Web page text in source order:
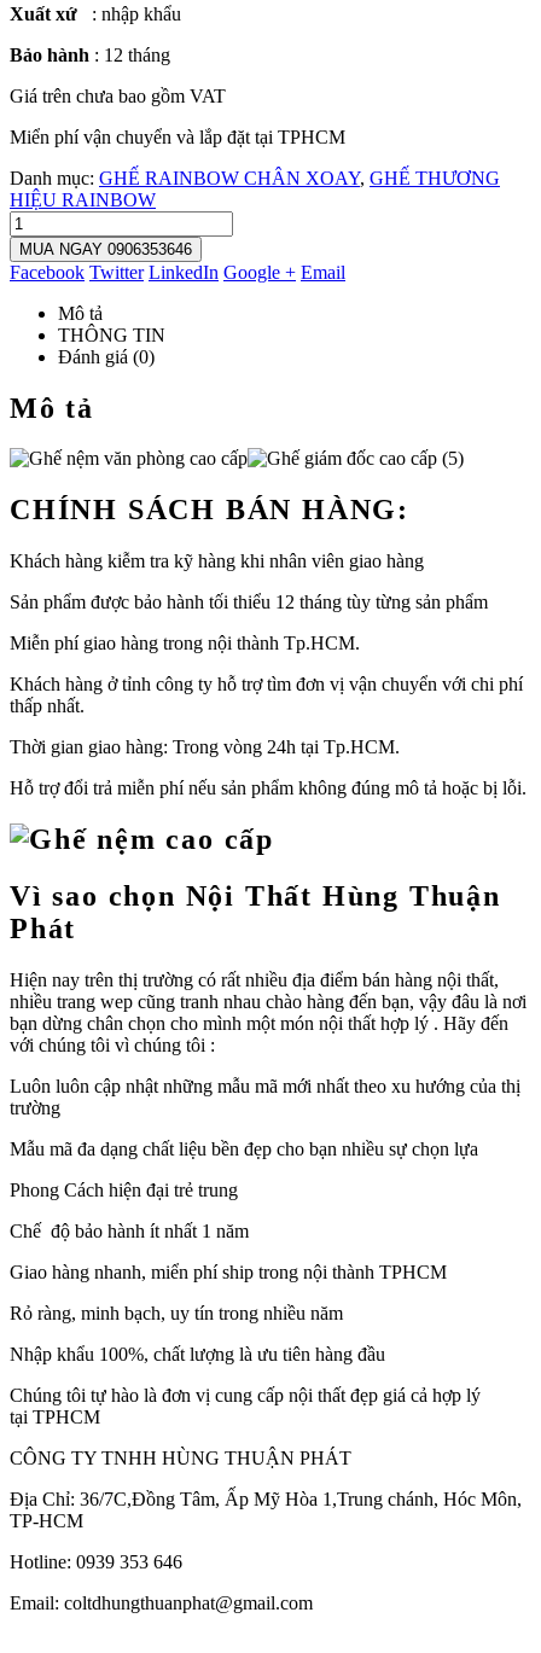
Xuất xứ : nhập khẩu
Bảo hành : 12 tháng
Giá trên chưa bao gồm VAT
Miển phí vận chuyển và lắp đặt tại TPHCM
Danh mục: GHẾ RAINBOW CHÂN XOAY, GHẾ THƯƠNG
HIỆU RAINBOW
MUA NGAY 0906353646
Facebook Twitter LinkedIn Google + Email
Mô tả
THÔNG TIN
Đánh giá (0)
Mô tả
CHÍNH SÁCH BÁN HÀNG:
Khách hàng kiễm tra kỹ hàng khi nhân viên giao hàng
Sản phẩm được bảo hành tối thiểu 12 tháng tùy từng sản phẩm
Miễn phí giao hàng trong nội thành Tp.HCM.
Khách hàng ở tỉnh công ty hỗ trợ tìm đơn vị vận chuyển với chi phí
thấp nhất.
Thời gian giao hàng: Trong vòng 24h tại Tp.HCM.
Hỗ trợ đổi trả miễn phí nếu sản phẩm không đúng mô tả hoặc bị lỗi.
Vì sao chọn Nội Thất Hùng Thuận
Phát
Hiện nay trên thị trường có rất nhiều địa điểm bán hàng nội thất,
nhiều trang wep cũng tranh nhau chào hàng đến bạn, vậy đâu là nơi
bạn dừng chân chọn cho mình một món nội thất hợp lý . Hãy đến
với chúng tôi vì chúng tôi :
Luôn luôn cập nhật những mẫu mã mới nhất theo xu hướng của thị
trường
Mẫu mã đa dạng chất liệu bền đẹp cho bạn nhiều sự chọn lựa
Phong Cách hiện đại trẻ trung
Chế độ bảo hành ít nhất 1 năm
Giao hàng nhanh, miển phí ship trong nội thành TPHCM
Rỏ ràng, minh bạch, uy tín trong nhiều năm
Nhập khẩu 100%, chất lượng là ưu tiên hàng đầu
Chúng tôi tự hào là đơn vị cung cấp nội thất đẹp giá cả hợp lý
tại TPHCM
CÔNG TY TNHH HÙNG THUẬN PHÁT
Địa Chỉ: 36/7C,Đồng Tâm, Ấp Mỹ Hòa 1,Trung chánh, Hóc Môn,
TP-HCM
Hotline: 0939 353 646
Email: coltdhungthuanphat@gmail.com